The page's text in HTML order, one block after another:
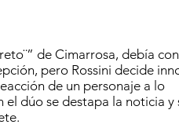
de Cimarrosa, debía
pero Rossini decide
de un personaje a lo
dúo se destapa la noticia y